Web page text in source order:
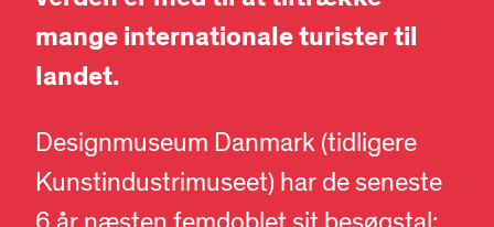
mange internationale turister til
landet.
Designmuseum Danmark (tidligere
Kunstindustrimuseet) har de seneste